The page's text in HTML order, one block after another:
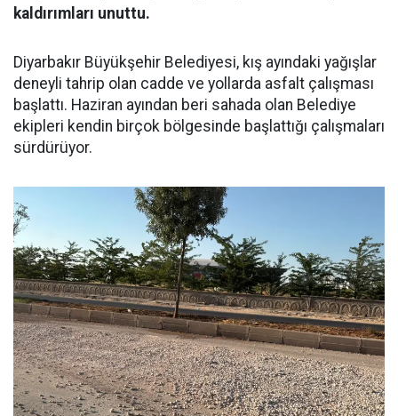
kaldırımları unuttu.
Diyarbakır Büyükşehir Belediyesi, kış ayındaki yağışlar
deneyli tahrip olan cadde ve yollarda asfalt çalışması
başlattı. Haziran ayından beri sahada olan Belediye
ekipleri kendin birçok bölgesinde başlattığı çalışmaları
sürdürüyor.